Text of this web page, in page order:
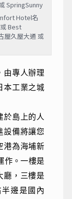
SpringSunny
Hotel名
Best
屋久屋大通 或
由專人辦理
本工業之城
於島上的人
設備將讓您
港為海埔新
作。一樓是
廳，三樓是
邊是國內